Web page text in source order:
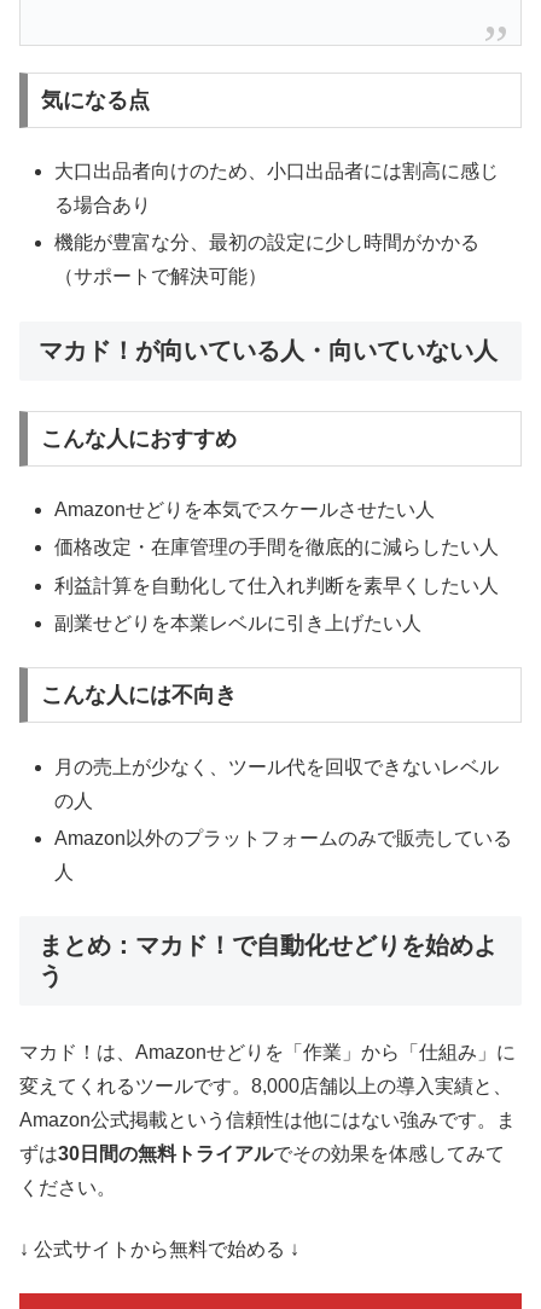
気になる点
大口出品者向けのため、小口出品者には割高に感じ
る場合あり
機能が豊富な分、最初の設定に少し時間がかかる
（サポートで解決可能）
マカド！が向いている人・向いていない人
こんな人におすすめ
Amazonせどりを本気でスケールさせたい人
価格改定・在庫管理の手間を徹底的に減らしたい人
利益計算を自動化して仕入れ判断を素早くしたい人
副業せどりを本業レベルに引き上げたい人
こんな人には不向き
月の売上が少なく、ツール代を回収できないレベル
の人
Amazon以外のプラットフォームのみで販売している
人
まとめ：マカド！で自動化せどりを始めよ
う
マカド！は、Amazonせどりを「作業」から「仕組み」に
変えてくれるツールです。8,000店舗以上の導入実績と、
Amazon公式掲載という信頼性は他にはない強みです。ま
ずは30日間の無料トライアルでその効果を体感してみて
ください。
↓ 公式サイトから無料で始める ↓